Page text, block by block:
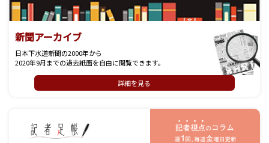
新聞アーカイブ
日本下水道新聞の2000年から
2020年9月までの過去紙面を自由に閲覧できます。
詳細を見る